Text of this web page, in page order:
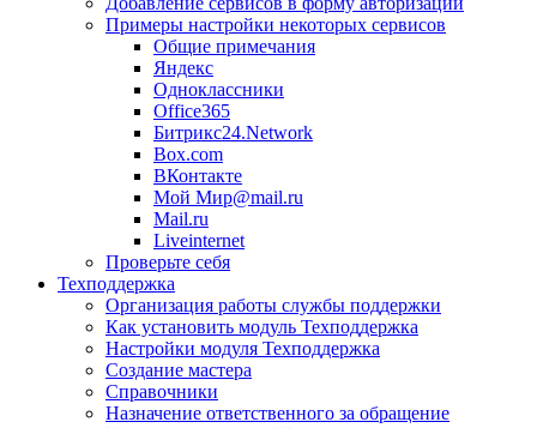
Примеры настройки некоторых сервисов
Общие примечания
Яндекс
Одноклассники
Office365
Битрикс24.Network
Box.com
ВКонтакте
Мой Мир@mail.ru
Mail.ru
Liveinternet
Проверьте себя
Техподдержка
Организация работы службы поддержки
Как установить модуль Техподдержка
Настройки модуля Техподдержка
Создание мастера
Справочники
Назначение ответственного за обращение